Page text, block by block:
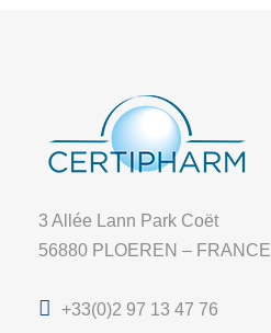
3 Allée Lann Park Coët
56880 PLOEREN – FRANCE
+33(0)2 97 13 47 76